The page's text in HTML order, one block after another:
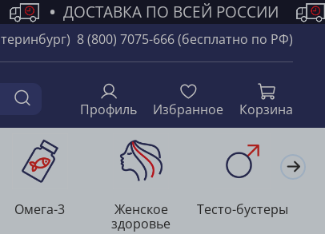
• ДОСТАВКА ПО ВСЕЙ РОССИИ
8 (800) 7075-666 (бесплатно по РФ)
Профиль Избранное Корзина
Омега-3
Женское
здоровье
Тесто-бустеры